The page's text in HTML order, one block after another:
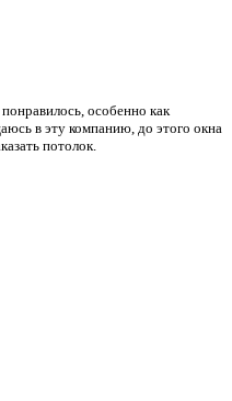
особенно как
в эту компанию, до этого окна
потолок.